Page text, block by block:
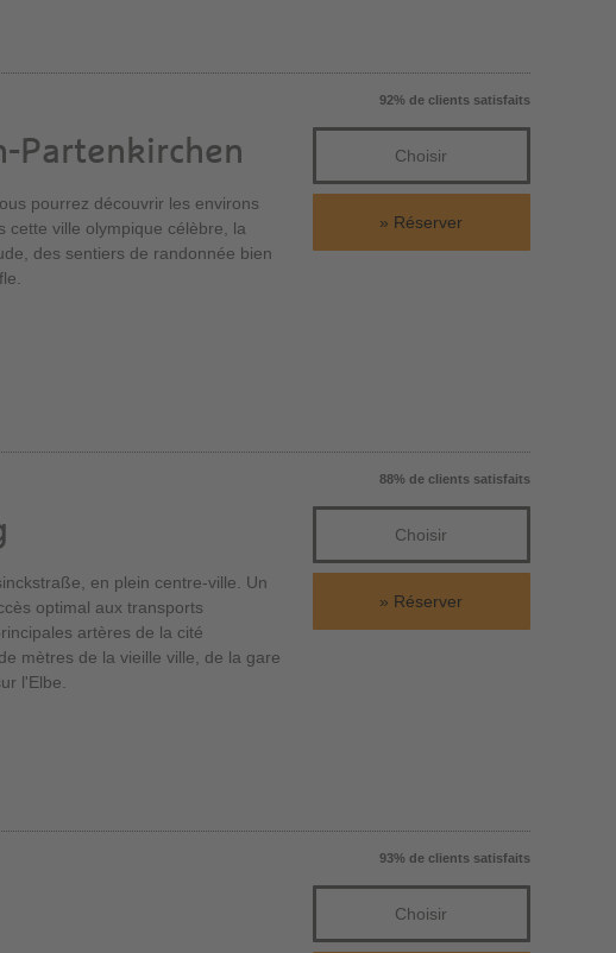
Partenkirchen
pourrez découvrir les environs
cette ville olympique célèbre, la
des sentiers de randonnée bien
92% de clients satisfaits
Choisir
Réserver
en plein centre-ville. Un
optimal aux transports
artères de la cité
mètres de la vieille ville, de la gare
l'Elbe.
88% de clients satisfaits
Choisir
Réserver
93% de clients satisfaits
Choisir